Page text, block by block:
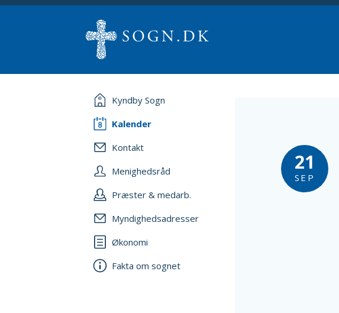
Kyndby Sogn
Kalender
Kontakt
Menighedsråd
Præster & medarb.
Myndighedsadresser
Økonomi
Fakta om sognet
21
SEP